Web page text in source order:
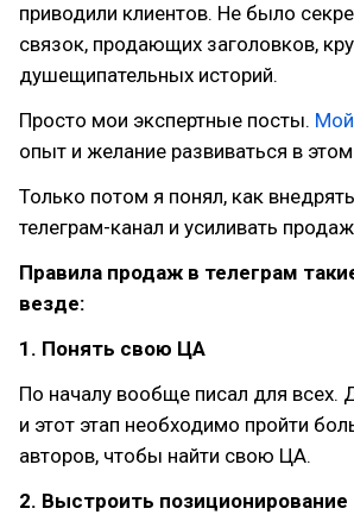
приводили клиентов. Не было
связок, продающих заголовков,
душещипательных историй.
Просто мои экспертные посты. Мой
опыт и желание развиваться в
Только потом я понял, как
телеграм-канал и усиливать
Правила продаж в телеграм
везде:
1. Понять свою ЦА
По началу вообще писал для всех.
и этот этап необходимо пройти
авторов, чтобы найти свою ЦА.
2. Выстроить позиционирование